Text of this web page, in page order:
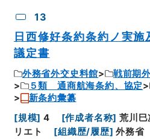
13
日西修好条約条約ノ実
議定書
外務省外交史料館 戦前期
５類 通商航海条約、協定
新条約彙纂
[規模] 4 [作成者名称] 荒川
リエト
[組織歴/履歴] 外務省